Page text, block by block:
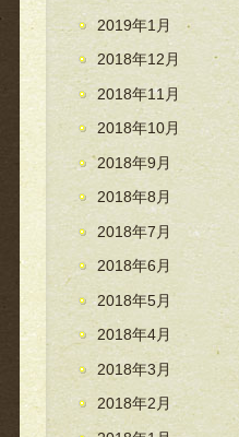
2019年1月
2018年12月
2018年11月
2018年10月
2018年9月
2018年8月
2018年7月
2018年6月
2018年5月
2018年4月
2018年3月
2018年2月